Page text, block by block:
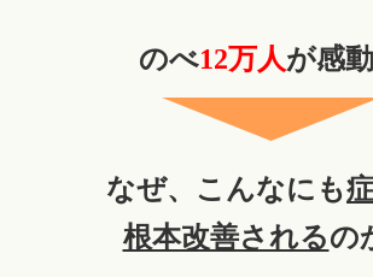
のべ12万人が感動
なぜ、こんなにも
根本改善されるの